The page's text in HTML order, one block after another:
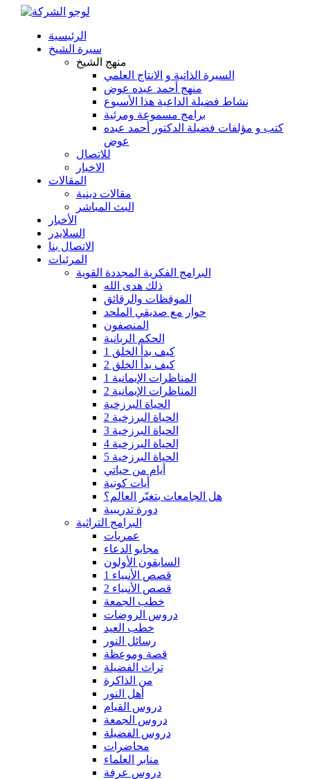
الرئيسية
سيرة الشيخ
منهج الشيخ
السيرة الذاتية و الانتاج العلمي
منهج أحمد عبده عوض
نشاط فضيلة الداعية هذا الأسبوع
برامج مسموعة ومرئية
كتب و مؤلفات فضيلة الدكتور أحمد عبده
عوض
للاتصال
الاخبار
المقالات
مقالات دينية
البث المباشر
الأخبار
السلايدر
الاتصال بنا
المرئيات
البرامج الفكرية المجددة القوية
ذلك هدى الله
الموقظات والرقائق
حوار مع صديقي الملحد
المنصفون
الحكم الربانية
كيف بدأ الخلق 1
كيف بدأ الخلق 2
المناظرات الإيمانية 1
المناظرات الإيمانية 2
الحياة البرزخية
الحياة البرزخية 2
الحياة البرزخية 3
الحياة البرزخية 4
الحياة البرزخية 5
أيام من حياتي
أيات كونية
هل الجامعات بتغيّر العالم؟
دورة تدريبية
البرامج التراثية
عمريات
مجابو الدعاء
السابقون الأولون
قصص الأنبياء 1
قصص الأنبياء 2
خطب الجمعة
دروس الروضات
خطب العيد
رسائل النور
قصة وموعظة
تراث الفضيلة
من الذاكرة
أهل النور
دروس القيام
دروس الجمعة
دروس الفضيلة
محاضرات
منابر العلماء
دروس عرفة